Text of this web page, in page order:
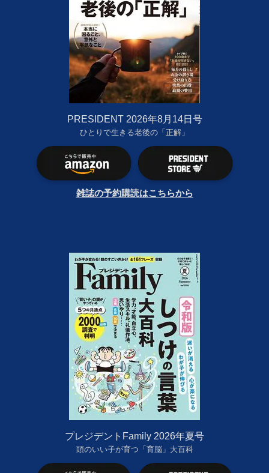
PRESIDENT 2026年8月14日号
ひとりで生きる老後の「正解」
雑誌の予約購読はこちらから
プレジデントFamily 2026年夏号
頭のいい子が育つ「育脳」大百科